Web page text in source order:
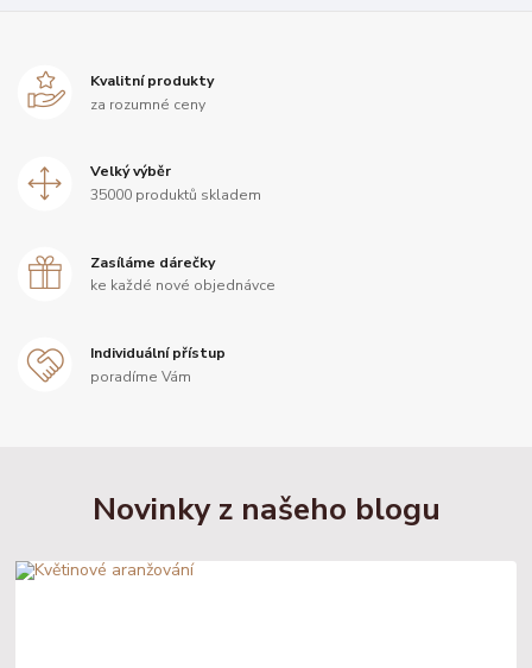
Kvalitní produkty
za rozumné ceny
Velký výběr
35000 produktů skladem
Zasíláme dárečky
ke každé nové objednávce
Individuální přístup
poradíme Vám
Novinky z našeho blogu